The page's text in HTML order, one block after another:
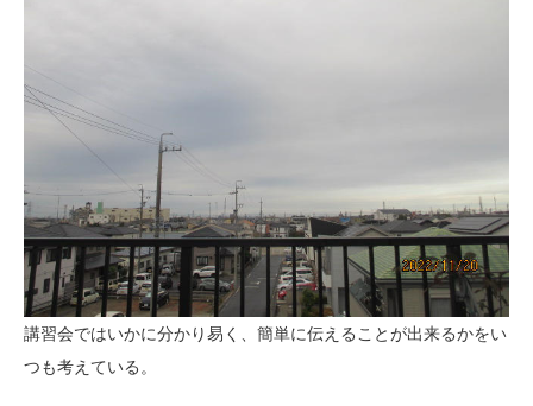
講習会ではいかに分かり易く、簡単に伝えることが出来るかをい
つも考えている。